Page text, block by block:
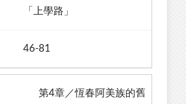
「上學路」
46-81
第4章／恆春阿美族的舊